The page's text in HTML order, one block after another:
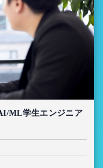
ML学生エンジニア